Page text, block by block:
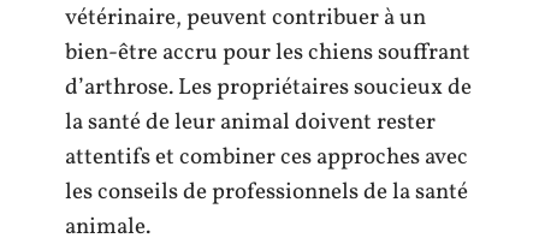
vétérinaire, peuvent contribuer à un
bien-être accru pour les chiens souffrant
d’arthrose. Les propriétaires soucieux de
la santé de leur animal doivent rester
attentifs et combiner ces approches avec
les conseils de professionnels de la santé
animale.